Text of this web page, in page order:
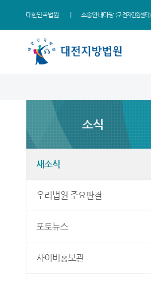
대한민국법원 소송안내마당 (구 전자민원센터)
조직 및 전화번호
시/군법원
청사안내
공주지원
논산지원
우리법원 주요판결
포토뉴스
E-mail Club
사회적 약자 통합적 사법
지원 - 사법접근센터
민원안내
유관기관안내
재판기록열람복사예약
자료실
판결서사본 제공신청
부조리 신고센터
법원견학
소식
새소식
우리법원 주요판결
포토뉴스
사이버홍보관